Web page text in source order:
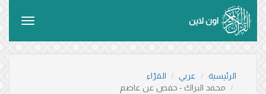
اون لاين
Toggle
الرئيسية عربي
القرّاء
محمد البراك - حفص عن عاصم